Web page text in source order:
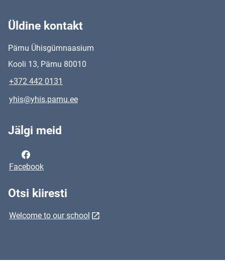
Üldine kontakt
Pärnu Ühisgümnaasium
Kooli 13, Pärnu 80010
+372 442 0131
yhis@yhis.parnu.ee
Jälgi meid
Facebook
Otsi kiiresti
Welcome to our school